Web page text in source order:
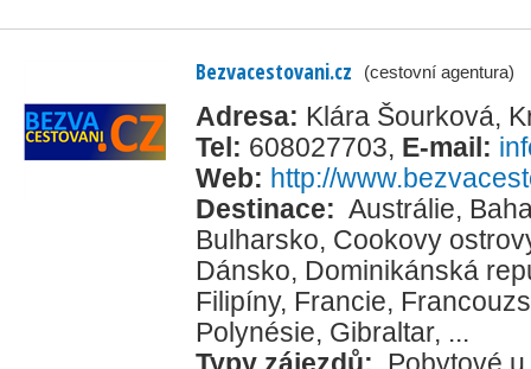
Bezvacestovani.cz (cestovní agentura)
Adresa: Klára Šourková,
Tel: 608027703, E-mail:
Web: http://
Destinace: Austrálie,
Bulharsko, Cookovy
Dánsko, Dominikánská
Filipíny, Francie,
Polynésie, Gibraltar, ...
Typy zájezdů:
Pobytové